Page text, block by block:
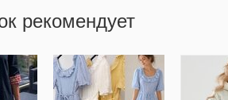
рекомендует